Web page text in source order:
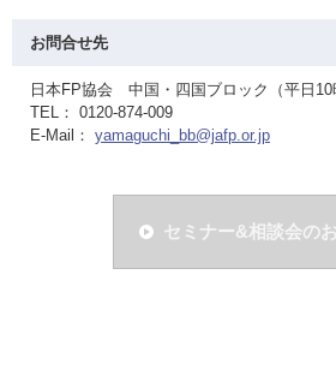
お問合せ先
日本FP協会 中国・四国ブロック（平日10
TEL： 0120-874-009
E-Mail： yamaguchi_bb@jafp.or.jp
セミナー&相談会の